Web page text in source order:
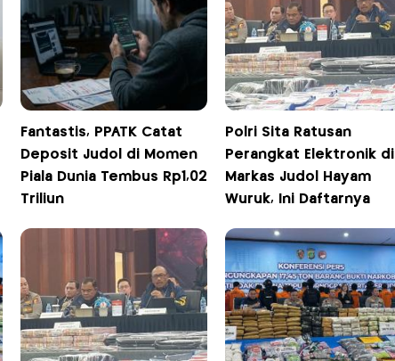
Fantastis, PPATK Catat
Deposit Judol di Momen
Piala Dunia Tembus Rp1,02
Triliun
Polri Sita Ratusan
Perangkat Elektronik di
Markas Judol Hayam
Wuruk, Ini Daftarnya